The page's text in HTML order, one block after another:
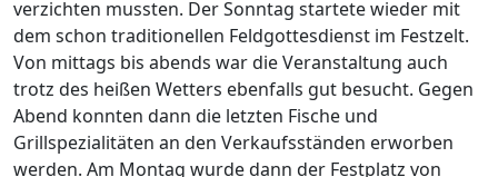
verzichten mussten. Der Sonntag startete wieder mit
dem schon traditionellen Feldgottesdienst im Festzelt.
Von mittags bis abends war die Veranstaltung auch
trotz des heißen Wetters ebenfalls gut besucht. Gegen
Abend konnten dann die letzten Fische und
Grillspezialitäten an den Verkaufsständen erworben
werden. Am Montag wurde dann der Festplatz von